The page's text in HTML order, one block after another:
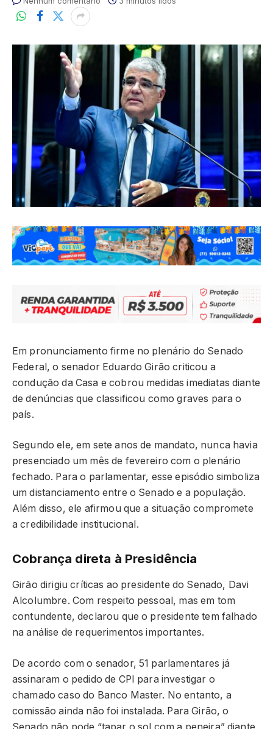
Em pronunciamento firme no plenário do Senado
Federal, o senador Eduardo Girão criticou a
condução da Casa e cobrou medidas imediatas diante
de denúncias que classificou como graves para o
país.
Segundo ele, em sete anos de mandato, nunca havia
presenciado um mês de fevereiro com o plenário
fechado. Para o parlamentar, esse episódio simboliza
um distanciamento entre o Senado e a população.
Além disso, ele afirmou que a situação compromete
a credibilidade institucional.
Cobrança direta à Presidência
Girão dirigiu críticas ao presidente do Senado, Davi
Alcolumbre. Com respeito pessoal, mas em tom
contundente, declarou que o presidente tem falhado
na análise de requerimentos importantes.
De acordo com o senador, 51 parlamentares já
assinaram o pedido de CPI para investigar o
chamado caso do Banco Master. No entanto, a
comissão ainda não foi instalada. Para Girão, o